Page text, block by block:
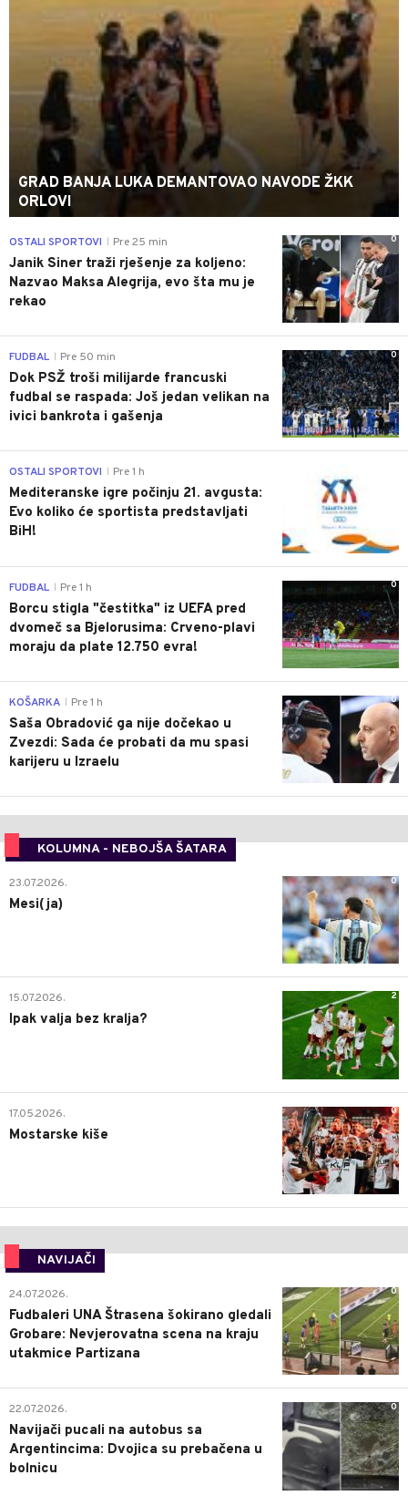
GRAD BANJA LUKA DEMANTOVAO NAVODE ŽKK
ORLOVI
0
OSTALI SPORTOVI Pre 25 min
Janik Siner traži rješenje za koljeno:
Nazvao Maksa Alegrija, evo šta mu je
rekao
0
FUDBAL Pre 50 min
Dok PSŽ troši milijarde francuski
fudbal se raspada: Još jedan velikan na
ivici bankrota i gašenja
OSTALI SPORTOVI Pre 1 h
Mediteranske igre počinju 21. avgusta:
Evo koliko će sportista predstavljati
BiH!
0
FUDBAL Pre 1 h
Borcu stigla "čestitka" iz UEFA pred
dvomeč sa Bjelorusima: Crveno-plavi
moraju da plate 12.750 evra!
0
KOŠARKA Pre 1 h
Saša Obradović ga nije dočekao u
Zvezdi: Sada će probati da mu spasi
karijeru u Izraelu
KOLUMNA - NEBOJŠA ŠATARA
0
23.07.2026.
Mesi(ja)
2
15.07.2026.
Ipak valja bez kralja?
0
17.05.2026.
Mostarske kiše
NAVIJAČI
0
24.07.2026.
Fudbaleri UNA Štrasena šokirano gledali
Grobare: Nevjerovatna scena na kraju
utakmice Partizana
0
22.07.2026.
Navijači pucali na autobus sa
Argentincima: Dvojica su prebačena u
bolnicu